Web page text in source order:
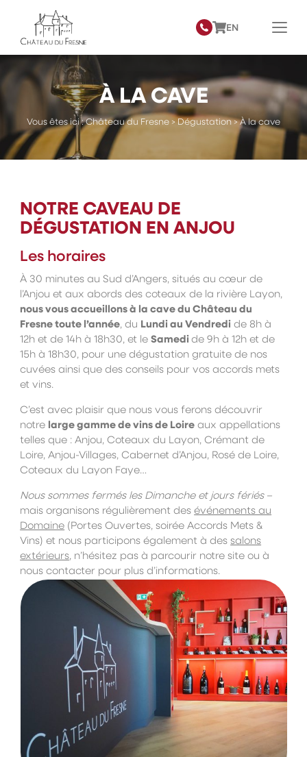
EN
À LA CAVE
Vous êtes ici :Château du Fresne >Dégustation>À la cave
NOTRE CAVEAU DE
DÉGUSTATION EN ANJOU
Les horaires
À 30 minutes au Sud d’Angers, situés au cœur de
l’Anjou et aux abords des coteaux de la rivière Layon,
nous vous accueillons à la cave du Château du
Fresne toute l’année, du Lundi au Vendredi de 8h à
12h et de 14h à 18h30, et leSamedide 9h à 12h et de
15h à 18h30, pour une dégustation gratuite de nos
cuvées ainsi que des conseils pour vos accords mets
et vins.
C’est avec plaisir que nous vous ferons découvrir
notre large gamme de vins de Loire aux appellations
telles que : Anjou, Coteaux du Layon, Crémant de
Loire, Anjou-Villages, Cabernet d’Anjou, Rosé de Loire,
Coteaux du Layon Faye…
Nous sommes fermés les Dimanche et jours fériés–
mais organisons régulièrement desévénements au
Domaine (Portes Ouvertes, soirée Accords Mets &
Vins) et nous participons également à dessalons
extérieurs, n’hésitez pas à parcourir notre site ou à
nous contacter pour plus d’informations.